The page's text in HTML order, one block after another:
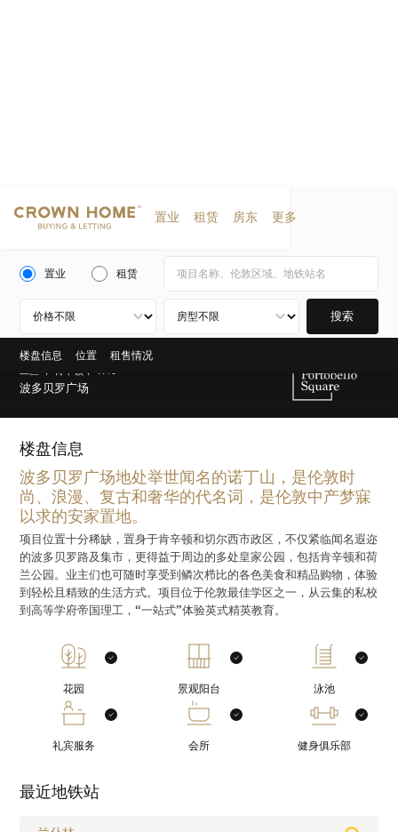
置业 租赁 房东 更多
置业 租赁
搜索
楼盘信息 位置 租售情况
波多贝罗广场
楼盘信息
波多贝罗广场地处举世闻名的诺丁山，是伦敦时
尚、浪漫、复古和奢华的代名词，是伦敦中产梦寐
以求的安家置地。
项目位置十分稀缺，置身于肯辛顿和切尔西市政区，不仅紧临闻名遐迩
的波多贝罗路及集市，更得益于周边的多处皇家公园，包括肯辛顿和荷
兰公园。业主们也可随时享受到鳞次栉比的各色美食和精品购物，体验
到轻松且精致的生活方式。项目位于伦敦最佳学区之一，从云集的私校
到高等学府帝国理工，“一站式”体验英式精英教育。
花园 景观阳台 泳池
礼宾服务 会所 健身俱乐部
最近地铁站